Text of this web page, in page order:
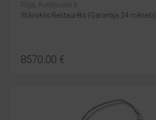
Rīga, Audēju iela 6
Stāvoklis Restaurēts (Garantija 24 mēneši)
8570.00 €